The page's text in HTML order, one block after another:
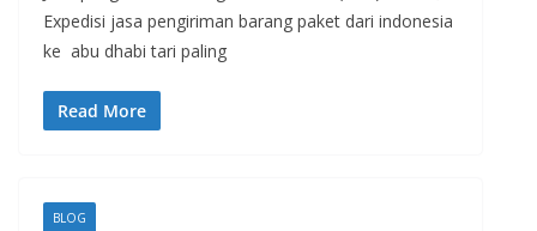
Expedisi jasa pengiriman barang paket dari indonesia
ke abu dhabi tari paling
Read More
BLOG